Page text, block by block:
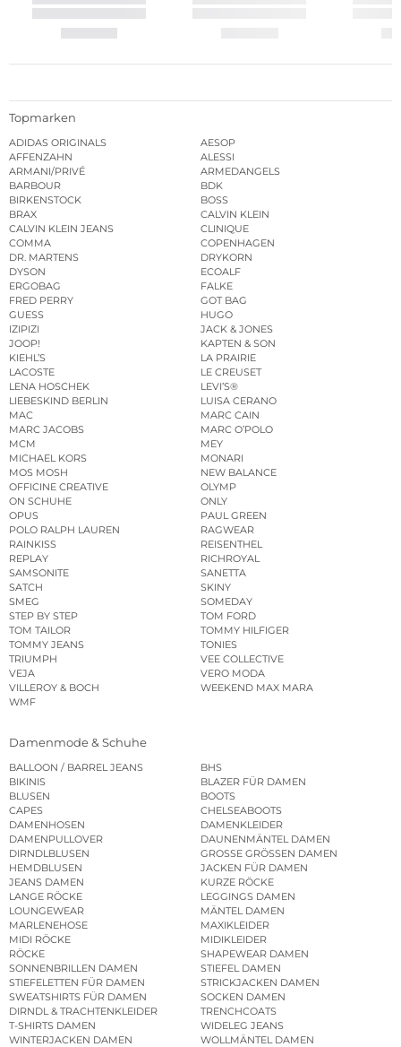
Topmarken
ADIDAS ORIGINALS
AESOP
AFFENZAHN
ALESSI
ARMANI/PRIVÉ
ARMEDANGELS
BARBOUR
BDK
BIRKENSTOCK
BOSS
BRAX
CALVIN KLEIN
CALVIN KLEIN JEANS
CLINIQUE
COMMA
COPENHAGEN
DR. MARTENS
DRYKORN
DYSON
ECOALF
ERGOBAG
FALKE
FRED PERRY
GOT BAG
GUESS
HUGO
IZIPIZI
JACK & JONES
JOOP!
KAPTEN & SON
KIEHL’S
LA PRAIRIE
LACOSTE
LE CREUSET
LENA HOSCHEK
LEVI’S®
LIEBESKIND BERLIN
LUISA CERANO
MAC
MARC CAIN
MARC JACOBS
MARC O’POLO
MCM
MEY
MICHAEL KORS
MONARI
MOS MOSH
NEW BALANCE
OFFICINE CREATIVE
OLYMP
ON SCHUHE
ONLY
OPUS
PAUL GREEN
POLO RALPH LAUREN
RAGWEAR
RAINKISS
REISENTHEL
REPLAY
RICHROYAL
SAMSONITE
SANETTA
SATCH
SKINY
SMEG
SOMEDAY
STEP BY STEP
TOM FORD
TOM TAILOR
TOMMY HILFIGER
TOMMY JEANS
TONIES
TRIUMPH
VEE COLLECTIVE
VEJA
VERO MODA
VILLEROY & BOCH
WEEKEND MAX MARA
WMF
Damenmode & Schuhe
BALLOON / BARREL JEANS
BHS
BIKINIS
BLAZER FÜR DAMEN
BLUSEN
BOOTS
CAPES
CHELSEABOOTS
DAMENHOSEN
DAMENKLEIDER
DAMENPULLOVER
DAUNENMÄNTEL DAMEN
DIRNDLBLUSEN
GROSSE GRÖSSEN DAMEN
HEMDBLUSEN
JACKEN FÜR DAMEN
JEANS DAMEN
KURZE RÖCKE
LANGE RÖCKE
LEGGINGS DAMEN
LOUNGEWEAR
MÄNTEL DAMEN
MARLENEHOSE
MAXIKLEIDER
MIDI RÖCKE
MIDIKLEIDER
RÖCKE
SHAPEWEAR DAMEN
SONNENBRILLEN DAMEN
STIEFEL DAMEN
STIEFELETTEN FÜR DAMEN
STRICKJACKEN DAMEN
SWEATSHIRTS FÜR DAMEN
SOCKEN DAMEN
DIRNDL & TRACHTENKLEIDER
TRENCHCOATS
T-SHIRTS DAMEN
WIDELEG JEANS
WINTERJACKEN DAMEN
WOLLMÄNTEL DAMEN